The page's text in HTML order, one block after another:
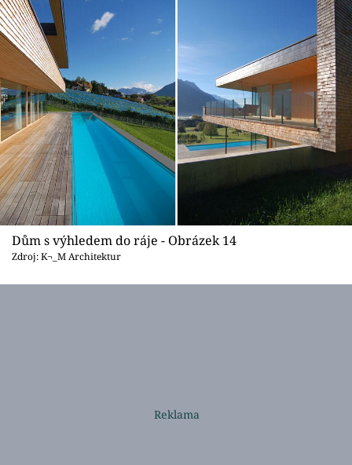
Dům s výhledem do ráje - Obrázek 14
Zdroj: K¬_M Architektur